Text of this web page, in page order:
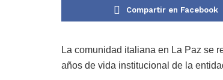
Compartir en Facebook
La comunidad italiana en La Paz se
años de vida institucional de la